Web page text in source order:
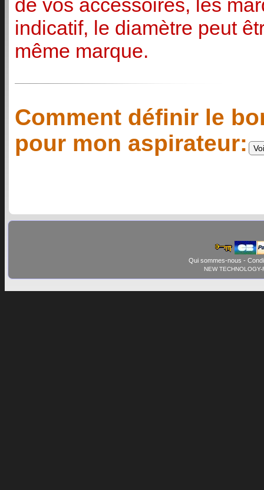
de vos accessoires, les
indicatif, le diamètre peut
même marque.
Comment définir le
pour mon aspirateur:
Qui sommes-nous -
NEW